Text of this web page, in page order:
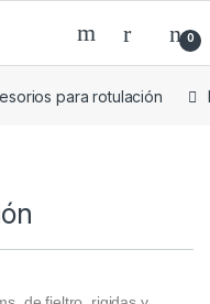
0
para rotulación